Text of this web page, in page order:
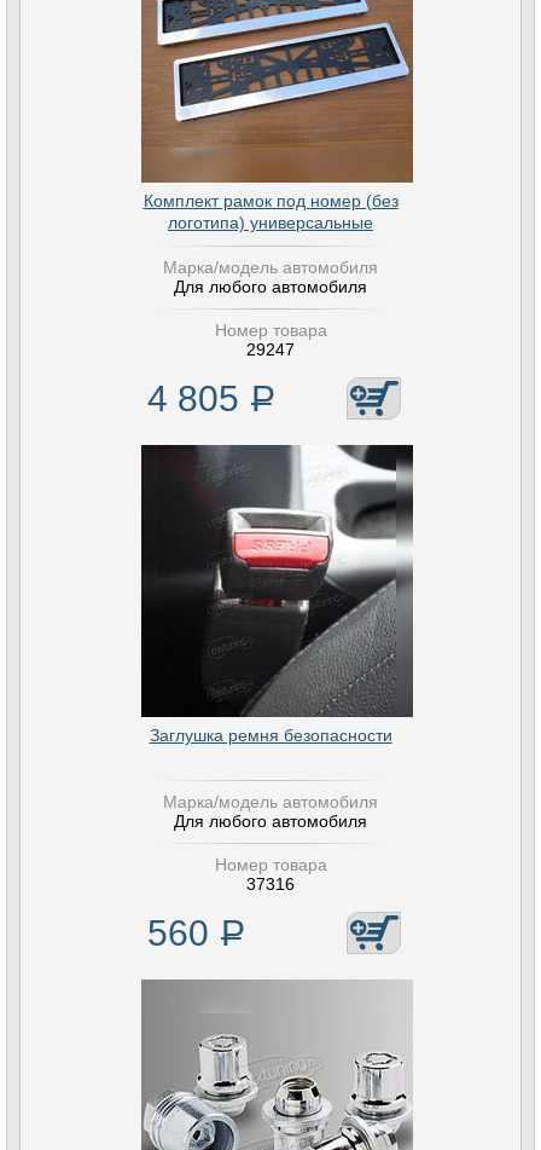
Комплект рамок под номер (без
логотипа) универсальные
Марка/модель автомобиля
Для любого автомобиля
Номер товара
29247
4 805 Р
Заглушка ремня безопасности
Марка/модель автомобиля
Для любого автомобиля
Номер товара
37316
560 Р